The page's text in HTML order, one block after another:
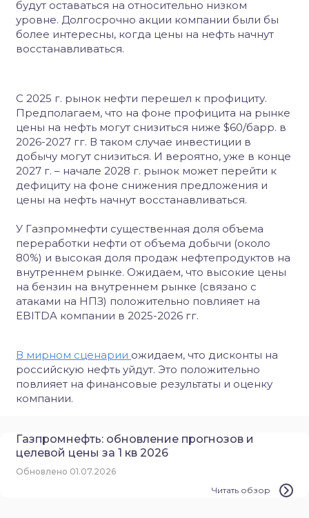
будут оставаться на относительно низком
уровне. Долгосрочно акции компании были бы
более интересны, когда цены на нефть начнут
восстанавливаться.
С 2025 г. рынок нефти перешел к профициту.
Предполагаем, что на фоне профицита на рынке
цены на нефть могут снизиться ниже $60/барр. в
2026-2027 гг. В таком случае инвестиции в
добычу могут снизиться. И вероятно, уже в конце
2027 г. – начале 2028 г. рынок может перейти к
дефициту на фоне снижения предложения и
цены на нефть начнут восстанавливаться.
У Газпромнефти существенная доля объема
переработки нефти от объема добычи (около
80%) и высокая доля продаж нефтепродуктов на
внутреннем рынке. Ожидаем, что высокие цены
на бензин на внутреннем рынке (связано с
атаками на НПЗ) положительно повлияет на
EBITDA компании в 2025-2026 гг.
В мирном сценарии ожидаем, что дисконты на
российскую нефть уйдут. Это положительно
повлияет на финансовые результаты и оценку
компании.
Газпромнефть: обновление прогнозов и
целевой цены за 1 кв 2026
Обновлено 01.07.2026
Читать обзор